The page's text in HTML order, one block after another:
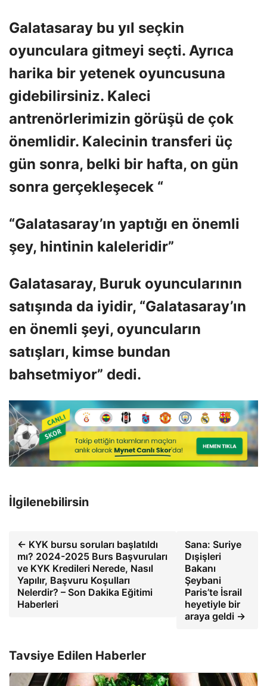
Galatasaray bu yıl seçkin
oyunculara gitmeyi seçti. Ayrıca
harika bir yetenek oyuncusuna
gidebilirsiniz. Kaleci
antrenörlerimizin görüşü de çok
önemlidir. Kalecinin transferi üç
gün sonra, belki bir hafta, on gün
sonra gerçekleşecek “
“Galatasaray’ın yaptığı en önemli
şey, hintinin kaleleridir”
Galatasaray, Buruk oyuncularının
satışında da iyidir, “Galatasaray’ın
en önemli şeyi, oyuncuların
satışları, kimse bundan
bahsetmiyor” dedi.
İlgilenebilirsin
← KYK bursu soruları başlatıldı
mı? 2024-2025 Burs Başvuruları
ve KYK Kredileri Nerede, Nasıl
Yapılır, Başvuru Koşulları
Nelerdir? – Son Dakika Eğitimi
Haberleri
Sana: Suriye
Dışişleri
Bakanı
Şeybani
Paris’te İsrail
heyetiyle bir
araya geldi →
Tavsiye Edilen Haberler